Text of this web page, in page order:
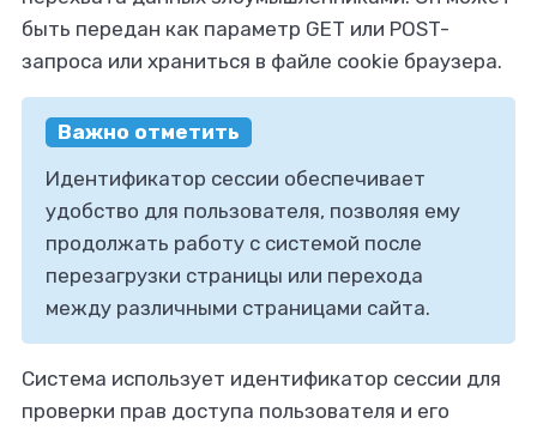
быть передан как параметр GET или POST-
запроса или храниться в файле cookie браузера.
Важно отметить
Идентификатор сессии обеспечивает
удобство для пользователя, позволяя ему
продолжать работу с системой после
перезагрузки страницы или перехода
между различными страницами сайта.
Система использует идентификатор сессии для
проверки прав доступа пользователя и его